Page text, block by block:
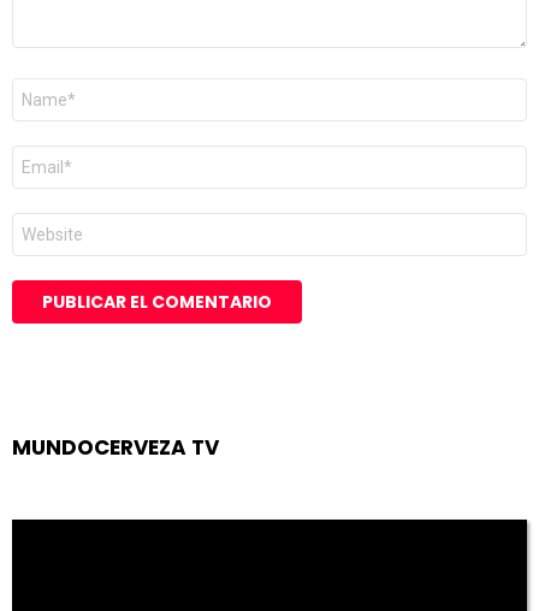
Nombre
Correo
electrónico
*
Web
MUNDOCERVEZA TV